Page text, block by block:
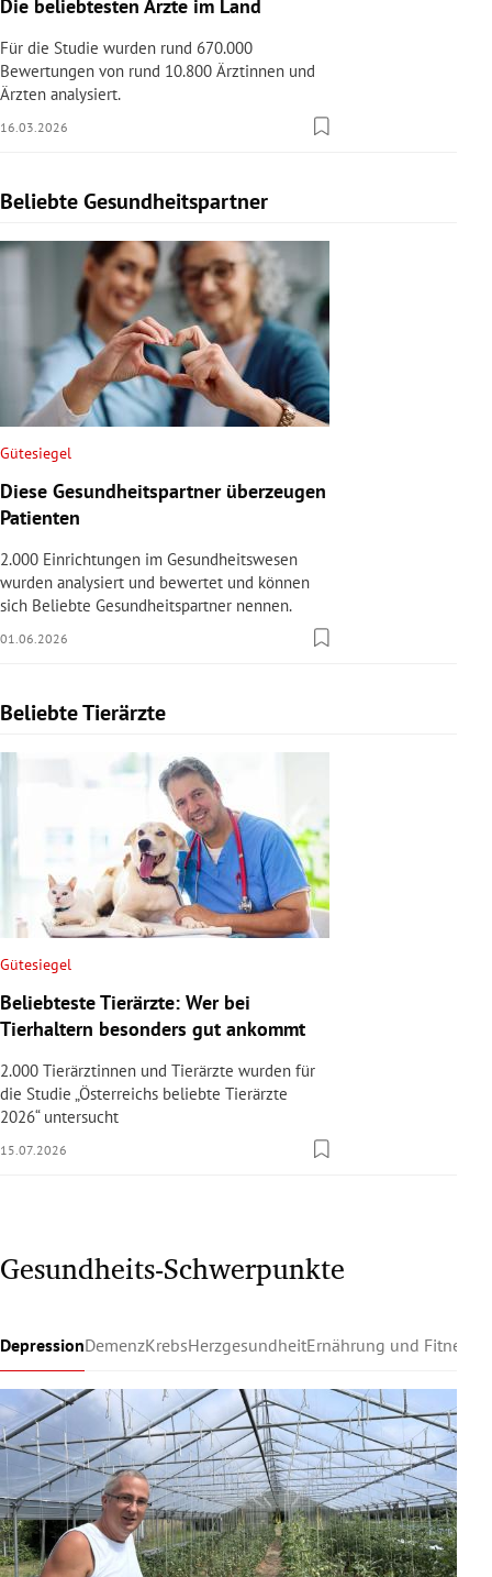
Die beliebtesten Ärzte im Land
Für die Studie wurden rund 670.000
Bewertungen von rund 10.800 Ärztinnen und
Ärzten analysiert.
16.03.2026
Beliebte Gesundheitspartner
Slide 1 von 1
Gütesiegel
Diese Gesundheitspartner überzeugen
Patienten
2.000 Einrichtungen im Gesundheitswesen
wurden analysiert und bewertet und können
sich Beliebte Gesundheitspartner nennen.
01.06.2026
Beliebte Tierärzte
Slide 1 von 1
Gütesiegel
Beliebteste Tierärzte: Wer bei
Tierhaltern besonders gut ankommt
2.000 Tierärztinnen und Tierärzte wurden für
die Studie „Österreichs beliebte Tierärzte
2026“ untersucht
15.07.2026
Gesundheits-Schwerpunkte
DepressionDemenzKrebsHerzgesundheitErnährung und Fitness